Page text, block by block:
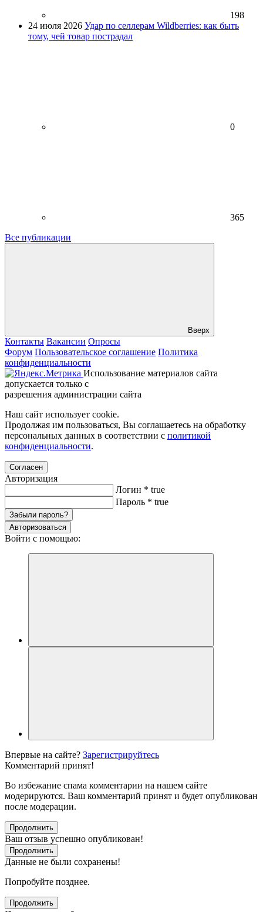
198
24 июля 2026 Удар по селлерам Wildberries: как быть
тому, чей товар пострадал
0
365
Все публикации
Вверх
Контакты Вакансии Опросы
Форум Пользовательское соглашение Политика
конфиденциальности
Использование материалов сайта
допускается только с
разрешения администрации сайта
Наш сайт использует cookie.
Продолжая им пользоваться, Вы соглашаетесь на обработку
персональных данных в соответствии с политикой
конфиденциальности.
Согласен
Авторизация
Логин * true
Пароль * true
Забыли пароль?
Авторизоваться
Войти с помощью:
Впервые на сайте? Зарегистрируйтесь
Комментарий принят!
Во избежание спама комментарии на нашем сайте
модерируются. Ваш комментарий принят и будет опубликован
после модерации.
Продолжить
Ваш отзыв успешно опубликован!
Продолжить
Данные не были сохранены!
Попробуйте позднее.
Продолжить